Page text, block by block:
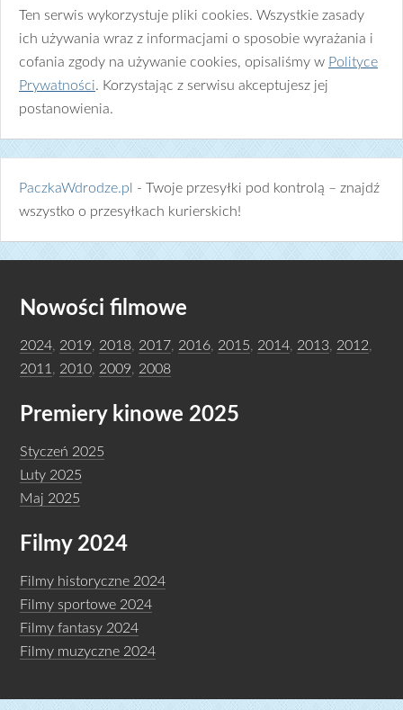
Ten serwis wykorzystuje pliki cookies. Wszystkie zasady
ich używania wraz z informacjami o sposobie wyrażania i
cofania zgody na używanie cookies, opisaliśmy w Polityce
Prywatności. Korzystając z serwisu akceptujesz jej
postanowienia.
PaczkaWdrodze.pl
- Twoje przesyłki pod kontrolą – znajdź
wszystko o przesyłkach kurierskich!
Nowości filmowe
2024 2019 2018 2017 2016 2015 2014 2013 2012
2011
2010 2009 2008
Premiery kinowe 2025
Styczeń 2025
Luty 2025
Maj 2025
Filmy 2024
Filmy historyczne 2024
Filmy sportowe 2024
Filmy fantasy 2024
Filmy muzyczne 2024